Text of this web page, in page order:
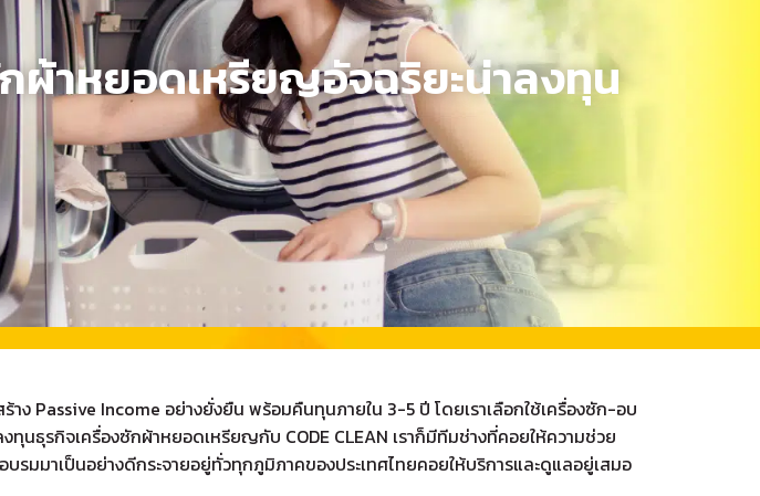
กผ้าหยอดเหรียญอัจฉริยะน่าลงทุน
ร้าง Passive Income อย่างยั่งยืน พร้อมคืนทุนภายใน 3-5 ปี โดยเราเลือกใช้เครื่องซัก-อบ
ทุนธุรกิจเครื่องซักผ้าหยอดเหรียญกับ CODE CLEAN เราก็มีทีมช่างที่คอยให้ความช่วย
มมาเป็นอย่างดีกระจายอยู่ทั่วทุกภูมิภาคของประเทศไทยคอยให้บริการและดูแลอยู่เสมอ